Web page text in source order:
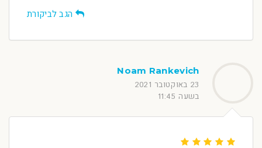
הגב לביקורת
Noam Rankevich
23 באוקטובר 2021
בשעה 11:45